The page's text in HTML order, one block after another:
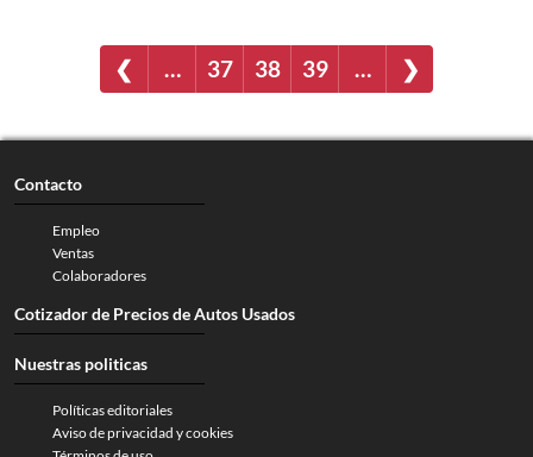
❮ … 37 38 39 … ❯
Contacto
Empleo
Ventas
Colaboradores
Cotizador de Precios de Autos Usados
Nuestras politicas
Políticas editoriales
Aviso de privacidad y cookies